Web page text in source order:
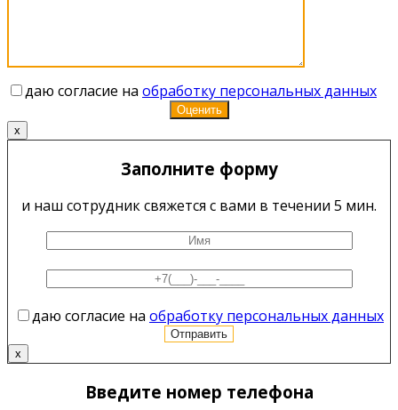
даю согласие на обработку персональных данных
x
Заполните форму
и наш сотрудник свяжется с вами в течении 5 мин.
даю согласие на обработку персональных данных
x
Введите номер телефона